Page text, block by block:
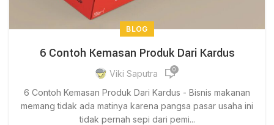
BLOG
6 Contoh Kemasan Produk Dari Kardus
Viki Saputra 0
6 Contoh Kemasan Produk Dari Kardus - Bisnis makanan
memang tidak ada matinya karena pangsa pasar usaha ini
tidak pernah sepi dari pemi...